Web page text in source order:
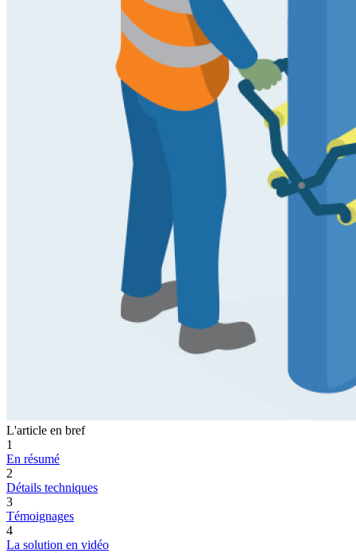
L'article en bref
1
En résumé
2
Détails techniques
3
Témoignages
4
La solution en vidéo